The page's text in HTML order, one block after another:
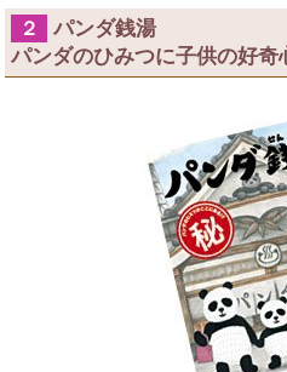
２
パンダ銭湯
パンダのひみつに子供の好奇